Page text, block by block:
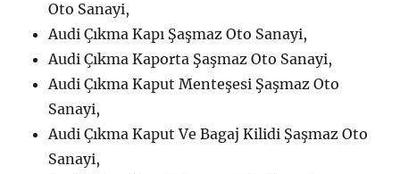
Oto Sanayi,
Audi Çıkma Kapı Şaşmaz Oto Sanayi,
Audi Çıkma Kaporta Şaşmaz Oto Sanayi,
Audi Çıkma Kaput Menteşesi Şaşmaz Oto
Sanayi,
Audi Çıkma Kaput Ve Bagaj Kilidi Şaşmaz Oto
Sanayi,